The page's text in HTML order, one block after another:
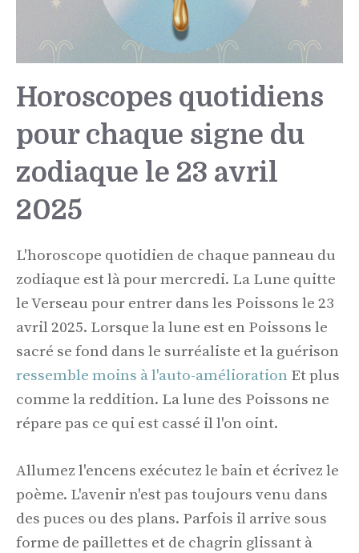
Horoscopes quotidiens
pour chaque signe du
zodiaque le 23 avril
2025
L'horoscope quotidien de chaque panneau du
zodiaque est là pour mercredi. La Lune quitte
le Verseau pour entrer dans les Poissons le 23
avril 2025. Lorsque la lune est en Poissons le
sacré se fond dans le surréaliste et la guérison
ressemble moins à l'auto-amélioration Et plus
comme la reddition. La lune des Poissons ne
répare pas ce qui est cassé il l'on oint.
Allumez l'encens exécutez le bain et écrivez le
poème. L'avenir n'est pas toujours venu dans
des puces ou des plans. Parfois il arrive sous
forme de paillettes et de chagrin glissant à